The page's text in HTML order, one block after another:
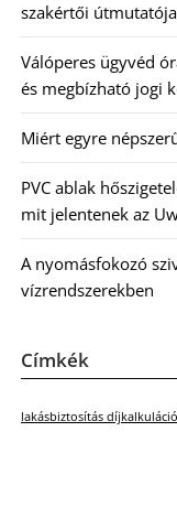
szakértői
Válóperes ügyvéd
és megbízható jogi
Miért egyre
PVC ablak
mit jelentenek az
A nyomásfokozó
vízrendszerekben
Címkék
lakásbiztosítás díjkalkuláció